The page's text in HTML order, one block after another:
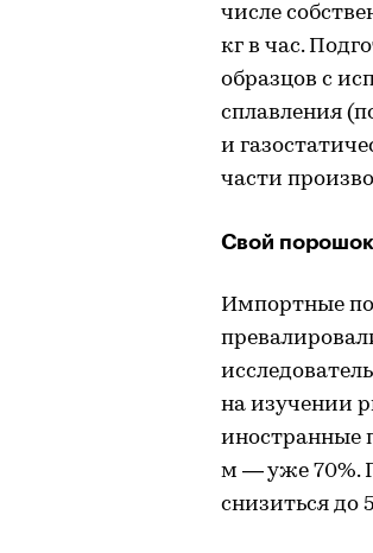
числе
кг в час.
образцов с
сплавления
и
части
Свой порошок
Импортные
на изучении
иностранные
м — уже 70%.
снизиться до